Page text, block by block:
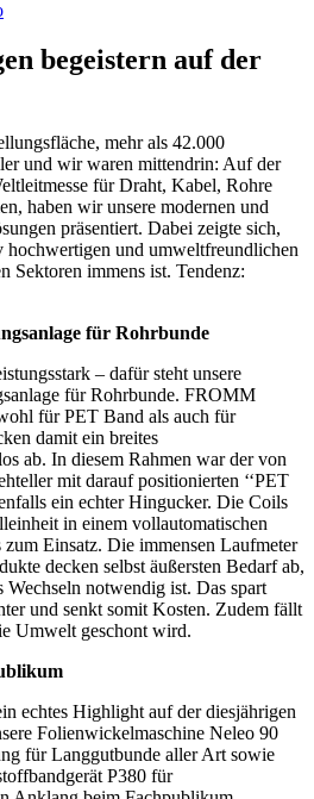
begeistern auf der
mehr als 42.000
und wir waren mittendrin: Auf der
für Draht, Kabel, Rohre
haben wir unsere modernen und
präsentiert. Dabei zeigte sich,
hochwertigen und umweltfreundlichen
Sektoren immens ist. Tendenz:
für Rohrbunde
– dafür steht unsere
für Rohrbunde. FROMM
für PET Band als auch für
damit ein breites
ab. In diesem Rahmen war der von
mit darauf positionierten ‘‘PET
ein echter Hingucker. Die Coils
in einem vollautomatischen
Einsatz. Die immensen Laufmeter
decken selbst äußersten Bedarf ab,
Wechseln notwendig ist. Das spart
und senkt somit Kosten. Zudem fällt
Umwelt geschont wird.
echtes Highlight auf der diesjährigen
Folienwickelmaschine Neleo 90
für Langgutbunde aller Art sowie
P380 für